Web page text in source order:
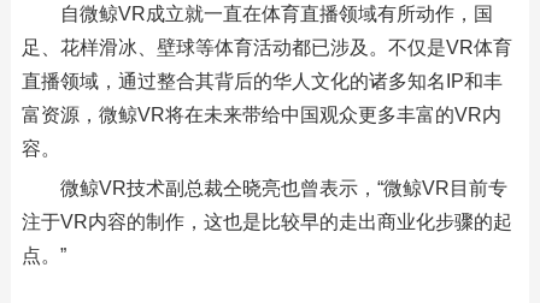
自微鲸VR成立就一直在体育直播领域有所动作，国
足、花样滑冰、壁球等体育活动都已涉及。不仅是VR体育
直播领域，通过整合其背后的华人文化的诸多知名IP和丰
富资源，微鲸VR将在未来带给中国观众更多丰富的VR内
容。
微鲸VR技术副总裁仝晓亮也曾表示，“微鲸VR目前专
注于VR内容的制作，这也是比较早的走出商业化步骤的起
点。”